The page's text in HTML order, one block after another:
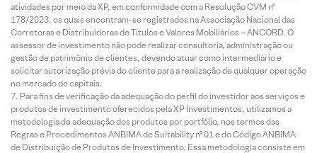
atividades por meio da XP, em conformidade com a Resolução CVM nº
178/2023, os quais encontram-se registrados na Associação Nacional das
Corretoras e Distribuidoras de Títulos e Valores Mobiliários – ANCORD. O
assessor de investimento não pode realizar consultoria, administração ou
gestão de patrimônio de clientes, devendo atuar como intermediário e
solicitar autorização prévia do cliente para a realização de qualquer operação
no mercado de capitais.
Para fins de verificação da adequação do perfil do investidor aos serviços e
produtos de investimento oferecidos pela XP Investimentos, utilizamos a
metodologia de adequação dos produtos por portfólio, nos termos das
Regras e Procedimentos ANBIMA de Suitability nº 01 e do Código ANBIMA
de Distribuição de Produtos de Investimento. Essa metodologia consiste em